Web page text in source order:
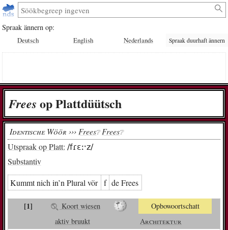
Spraak ännern op:
Deutsch English Nederlands Spraak duurhaft ännern
Frees op Plattdüütsch
Utspraak op Platt: /fɾɛːˑz/
Substantiv
Kummt nich in’n Plural vör f de Frees
[1] Koort wiesen
Opbowoortschatt
aktiv bruukt
Architektur
Identische Wöör ››› Frees❔︎ Frees❔︎